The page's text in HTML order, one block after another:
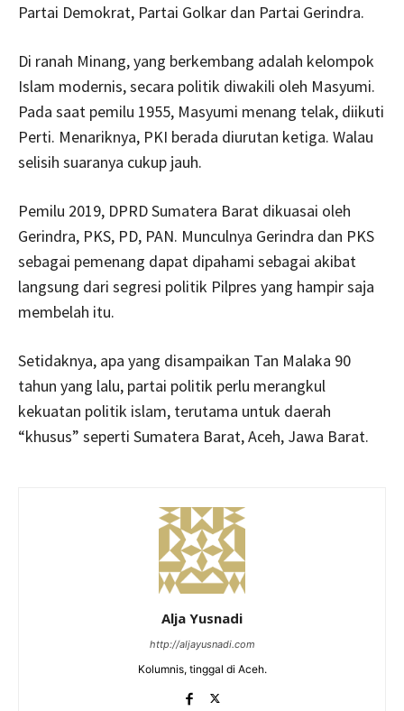
Partai Demokrat, Partai Golkar dan Partai Gerindra.
Di ranah Minang, yang berkembang adalah kelompok
Islam modernis, secara politik diwakili oleh Masyumi.
Pada saat pemilu 1955, Masyumi menang telak, diikuti
Perti. Menariknya, PKI berada diurutan ketiga. Walau
selisih suaranya cukup jauh.
Pemilu 2019, DPRD Sumatera Barat dikuasai oleh
Gerindra, PKS, PD, PAN. Munculnya Gerindra dan PKS
sebagai pemenang dapat dipahami sebagai akibat
langsung dari segresi politik Pilpres yang hampir saja
membelah itu.
Setidaknya, apa yang disampaikan Tan Malaka 90
tahun yang lalu, partai politik perlu merangkul
kekuatan politik islam, terutama untuk daerah
“khusus” seperti Sumatera Barat, Aceh, Jawa Barat.
Alja Yusnadi
http://aljayusnadi.com
Kolumnis, tinggal di Aceh.